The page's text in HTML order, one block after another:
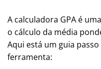
A calculadora GPA é
o cálculo da média
Aqui está um guia
ferramenta: